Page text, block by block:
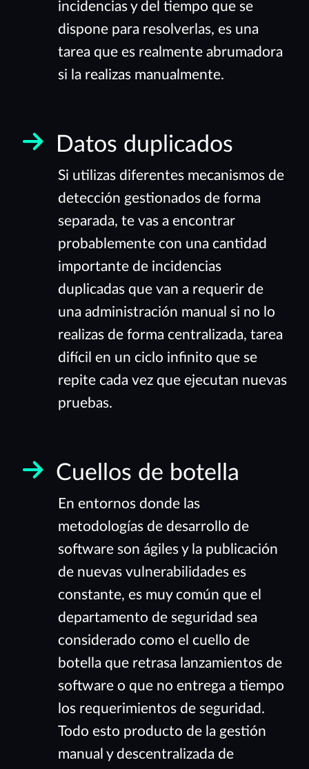
incidencias y del tiempo que se
dispone para resolverlas, es una
tarea que es realmente abrumadora
si la realizas manualmente.
Datos duplicados
Si utilizas diferentes mecanismos de
detección gestionados de forma
separada, te vas a encontrar
probablemente con una cantidad
importante de incidencias
duplicadas que van a requerir de
una administración manual si no lo
realizas de forma centralizada, tarea
difícil en un ciclo infinito que se
repite cada vez que ejecutan nuevas
pruebas.
Cuellos de botella
En entornos donde las
metodologías de desarrollo de
software son ágiles y la publicación
de nuevas vulnerabilidades es
constante, es muy común que el
departamento de seguridad sea
considerado como el cuello de
botella que retrasa lanzamientos de
software o que no entrega a tiempo
los requerimientos de seguridad.
Todo esto producto de la gestión
manual y descentralizada de